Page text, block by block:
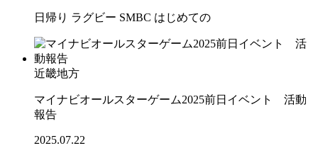
日帰り ラグビー SMBC はじめての
近畿地方
マイナビオールスターゲーム2025前日イベント 活動
報告
2025.07.22